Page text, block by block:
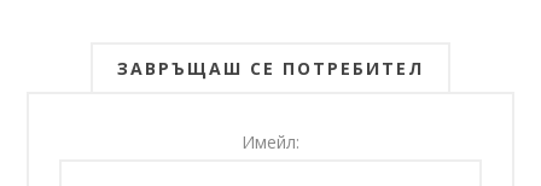
ЗАВРЪЩАШ СЕ ПОТРЕБИТЕЛ
Имейл: